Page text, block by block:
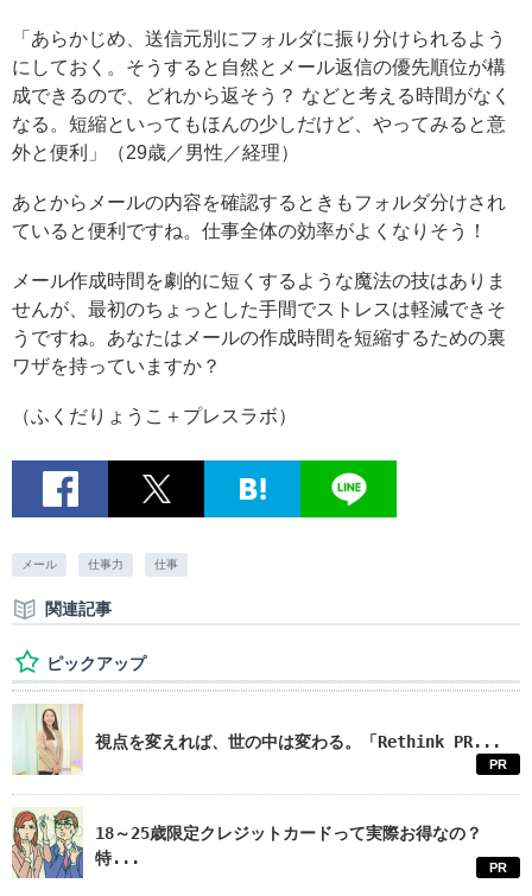
「あらかじめ、送信元別にフォルダに振り分けられるよう
にしておく。そうすると自然とメール返信の優先順位が構
成できるので、どれから返そう？ などと考える時間がなく
なる。短縮といってもほんの少しだけど、やってみると意
外と便利」（29歳／男性／経理）
あとからメールの内容を確認するときもフォルダ分けされ
ていると便利ですね。仕事全体の効率がよくなりそう！
メール作成時間を劇的に短くするような魔法の技はありま
せんが、最初のちょっとした手間でストレスは軽減できそ
うですね。あなたはメールの作成時間を短縮するための裏
ワザを持っていますか？
（ふくだりょうこ＋プレスラボ）
メール 仕事力 仕事
関連記事
ピックアップ
視点を変えれば、世の中は変わる。「Rethink PR...
PR
18～25歳限定クレジットカードって実際お得なの？
特...
PR